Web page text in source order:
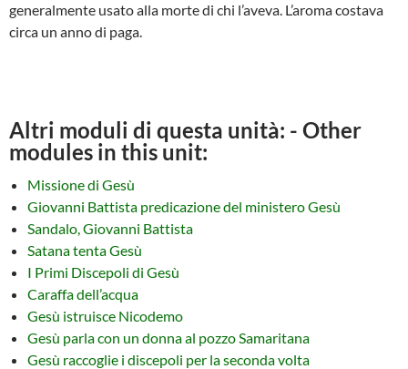
generalmente usato alla morte di chi l’aveva. L’aroma costava
circa un anno di paga.
Altri moduli di questa unità: - Other
modules in this unit:
Missione di Gesù
Giovanni Battista predicazione del ministero Gesù
Sandalo, Giovanni Battista
Satana tenta Gesù
I Primi Discepoli di Gesù
Caraffa dell’acqua
Gesù istruisce Nicodemo
Gesù parla con un donna al pozzo Samaritana
Gesù raccoglie i discepoli per la seconda volta